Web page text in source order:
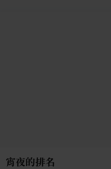
宵夜的排名